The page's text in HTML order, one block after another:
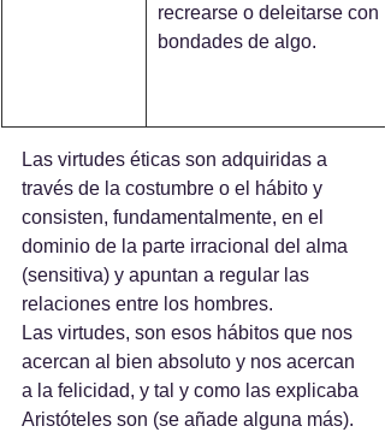
recrearse o deleitarse con
bondades de algo.
Las virtudes éticas son adquiridas a
través de la costumbre o el hábito y
consisten, fundamentalmente, en el
dominio de la parte irracional del alma
(sensitiva) y apuntan a regular las
relaciones entre los hombres.
Las virtudes, son esos hábitos que nos
acercan al bien absoluto y nos acercan
a la felicidad, y tal y como las explicaba
Aristóteles son (se añade alguna más).